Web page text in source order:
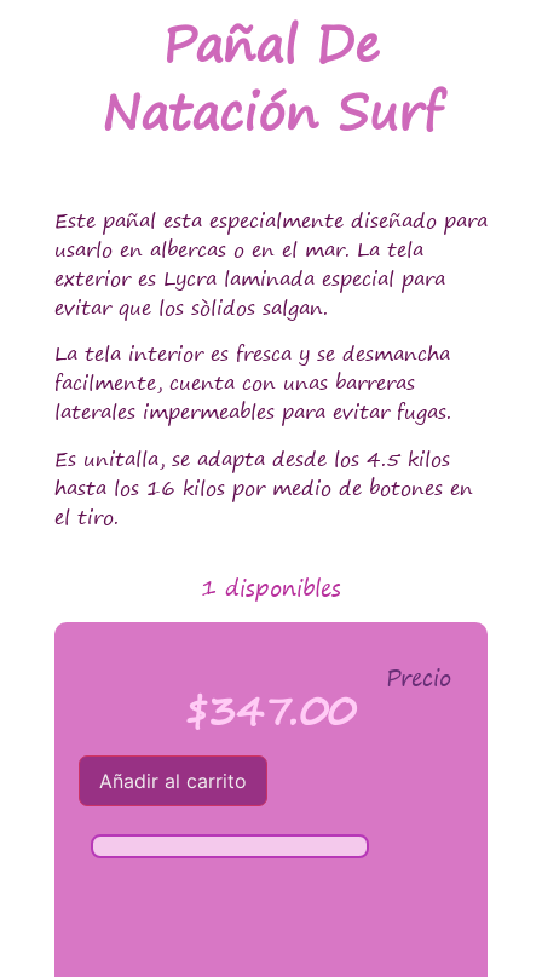
Pañal De
Natación Surf
Este pañal esta especialmente diseñado para
usarlo en albercas o en el mar. La tela
exterior es Lycra laminada especial para
evitar que los sòlidos salgan.
La tela interior es fresca y se desmancha
facilmente, cuenta con unas barreras
laterales impermeables para evitar fugas.
Es unitalla, se adapta desde los 4.5 kilos
hasta los 16 kilos por medio de botones en
el tiro.
1 disponibles
Precio
$347.00
Añadir al carrito